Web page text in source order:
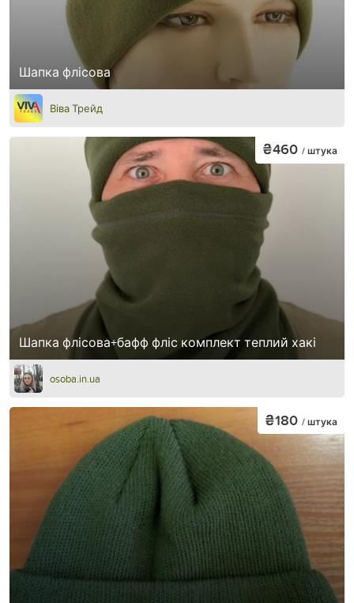
Шапка флісова
Віва Трейд
Шапка флісова+бафф фліс комплект теплий хакі
₴460 / штука
osoba.in.ua
₴180 / штука